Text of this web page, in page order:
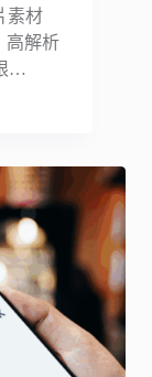
素材
高解析
…